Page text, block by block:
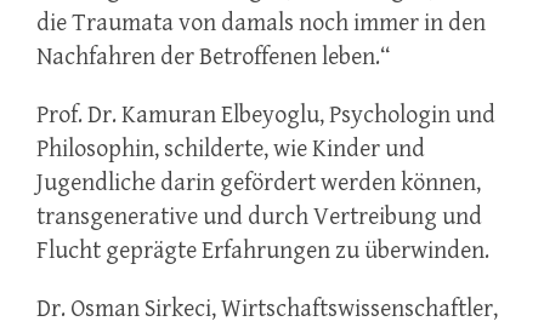
die Traumata von damals noch immer in den
Nachfahren der Betroffenen leben.“
Prof. Dr. Kamuran Elbeyoglu, Psychologin und
Philosophin, schilderte, wie Kinder und
Jugendliche darin gefördert werden können,
transgenerative und durch Vertreibung und
Flucht geprägte Erfahrungen zu überwinden.
Dr. Osman Sirkeci, Wirtschaftswissenschaftler,